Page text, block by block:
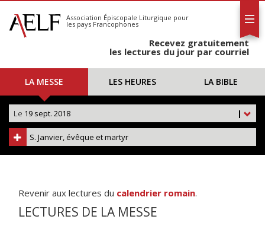
S'abonner
Calendrier
Association Épiscopale Liturgique pour
les pays Francophones
Recevez gratuitement
les lectures du jour par courriel
LA MESSE LES HEURES LA BIBLE
|
Le 19 sept. 2018
S. Janvier, évêque et martyr
Revenir aux lectures du calendrier romain.
LECTURES DE LA MESSE